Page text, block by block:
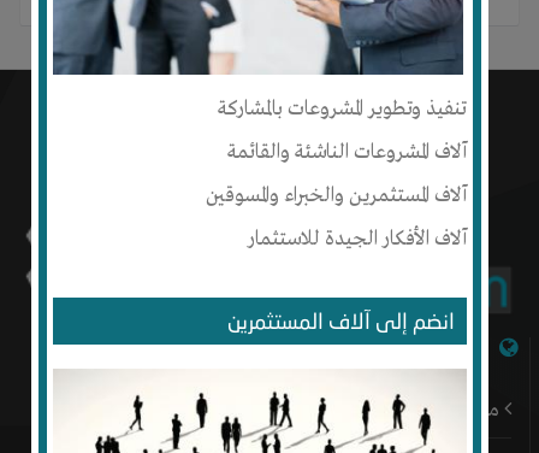
تنفيذ وتطوير المشروعات بالمشاركة
آلاف المشروعات الناشئة والقائمة
آلاف المستثمرين والخبراء والمسوقين
آلاف الأفكار الجيدة للاستثمار
انضم إلى آلاف المستثمرين
شبكة إنتج
من نحن